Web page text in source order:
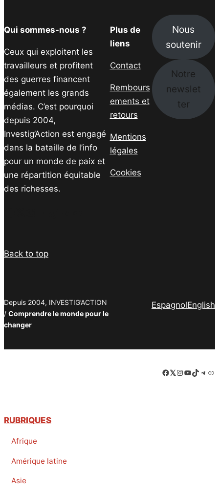
Qui sommes-nous ?
Ceux qui exploitent les
travailleurs et profitent
des guerres financent
également les grands
médias. C’est pourquoi
depuis 2004,
Investig’Action est engagé
dans la bataille de l’info
pour un monde de paix et
une répartition équitable
des richesses.
Plus de
liens
Contact
Rembours
ements et
retours
Mentions
légales
Cookies
Nous
soutenir
Notre
newslet
ter
Back to top
Depuis 2004, INVESTIG’ACTION
/ Comprendre le monde pour le
changer
EspagnolEnglish
Facebook
LinkedIn
Instagram
YouTube
TikTok
RUBRIQUES
Afrique
Amérique latine
Asie